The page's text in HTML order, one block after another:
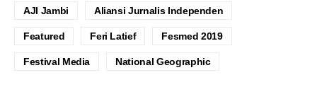
AJI Jambi Aliansi Jurnalis Independen
Featured Feri Latief Fesmed 2019
Festival Media National Geographic